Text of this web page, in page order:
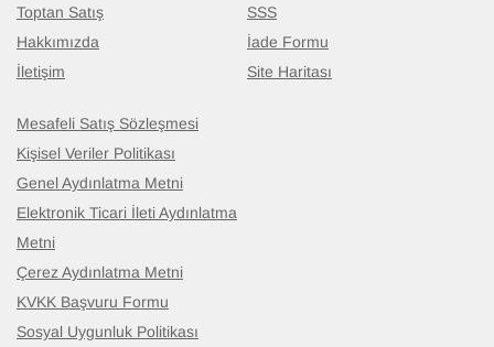
Toptan Satış
Hakkımızda
İletişim
SSS
İade Formu
Site Haritası
Mesafeli Satış Sözleşmesi
Kişisel Veriler Politikası
Genel Aydınlatma Metni
Elektronik Ticari İleti Aydınlatma
Metni
Çerez Aydınlatma Metni
KVKK Başvuru Formu
Sosyal Uygunluk Politikası